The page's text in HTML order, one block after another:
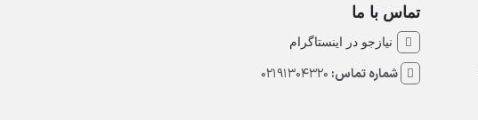
تماس با ما
نیازجو در اینستاگرام
شماره تماس: 02191304320